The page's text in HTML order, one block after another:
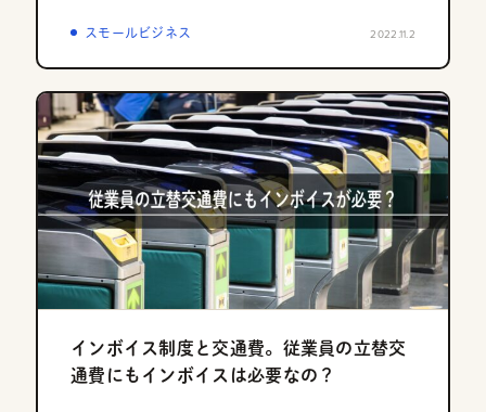
スモールビジネス 2022.11.2
インボイス制度と交通費。従業員の立替交
通費にもインボイスは必要なの？